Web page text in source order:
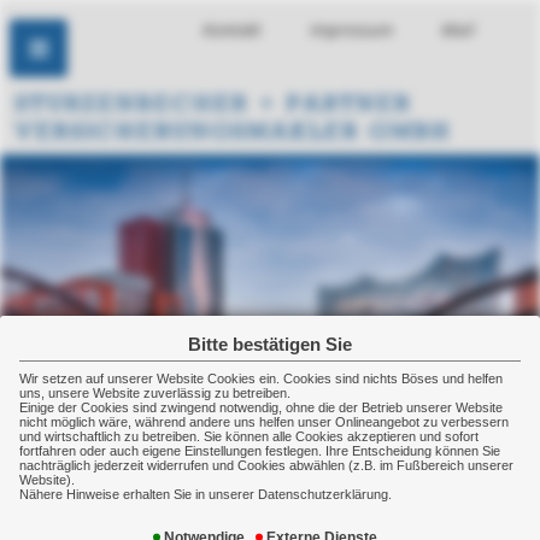
Bitte bestätigen Sie
Wir setzen auf unserer Website Cookies ein. Cookies sind nichts Böses und helfen
uns, unsere Website zuverlässig zu betreiben.
Einige der Cookies sind zwingend notwendig, ohne die der Betrieb unserer Website
nicht möglich wäre, während andere uns helfen unser Onlineangebot zu verbessern
und wirtschaftlich zu betreiben. Sie können alle Cookies akzeptieren und sofort
fortfahren oder auch eigene Einstellungen festlegen. Ihre Entscheidung können Sie
nachträglich jederzeit widerrufen und Cookies abwählen (z.B. im Fußbereich unserer
Website).
Nähere Hinweise erhalten Sie in unserer Datenschutzerklärung.
Kontakt Impressum Mail